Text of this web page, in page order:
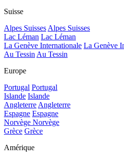
Suisse
Alpes SuissesAlpes Suisses
Lac Léman Lac Léman
La Genève Internationale La Genève
Au TessinAu Tessin
Europe
Portugal Portugal
Islande Islande
AngleterreAngleterre
Espagne Espagne
Norvège Norvège
Grèce Grèce
Amérique